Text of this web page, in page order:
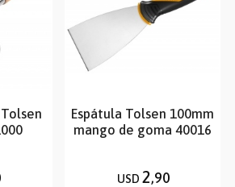
Espátula Tolsen 100mm
mango de goma 40016
USD 2,90